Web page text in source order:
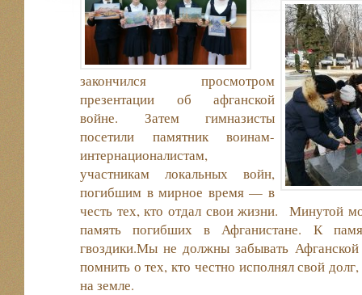
закончился просмотром
презентации об афганской
войне. Затем гимназисты
посетили памятник воинам-
интернационалистам,
участникам локальных войн,
погибшим в мирное время — в
честь тех, кто отдал свои жизни. Минутой
память погибших в Афганистане. К
гвоздики.Мы не должны забывать
помнить о тех, кто честно исполнял свой
на земле.